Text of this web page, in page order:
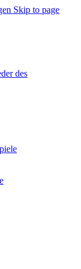
Skip to page
des